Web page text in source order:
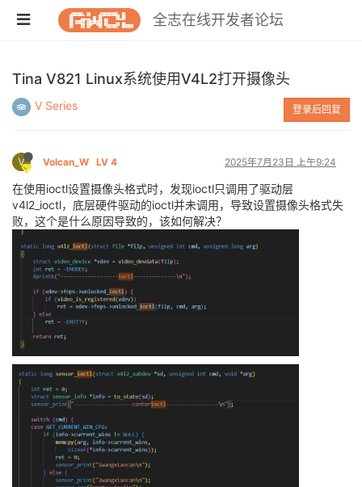
全志在线开发者论坛
Tina V821 Linux系统使用V4L2打开摄像头
V Series 登录后回复
V Volcan_W LV 4 2025年7月23日 上午9:24
在使用ioctl设置摄像头格式时，发现ioctl只调用了驱动层
v4l2_ioctl，底层硬件驱动的ioctl并未调用，导致设置摄像头格式失
败，这个是什么原因导致的，该如何解决？